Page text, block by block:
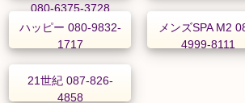
080-6375-3728
ハッピー 080-9832-
1717
メンズSPA M2
4999-8111
21世紀 087-826-
4858